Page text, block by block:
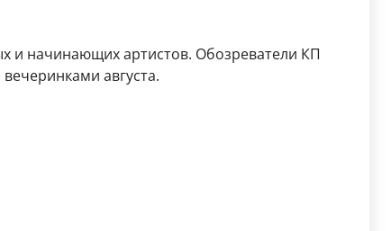
и начинающих артистов. Обозреватели КП
августа.